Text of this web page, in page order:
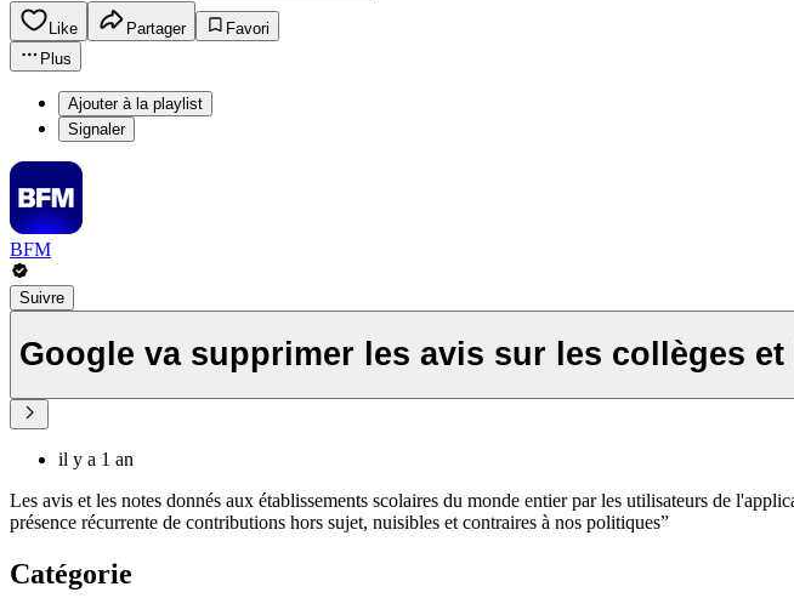
Like Partager
Favori
Plus
Ajouter à la playlist
Signaler
BFM
Suivre
Google va supprimer les avis sur les collèges et
il y a 1 an
Les avis et les notes donnés aux établissements scolaires du monde entier par les utilisateurs de
présence récurrente de contributions hors sujet, nuisibles et contraires à nos politiques”
Catégorie